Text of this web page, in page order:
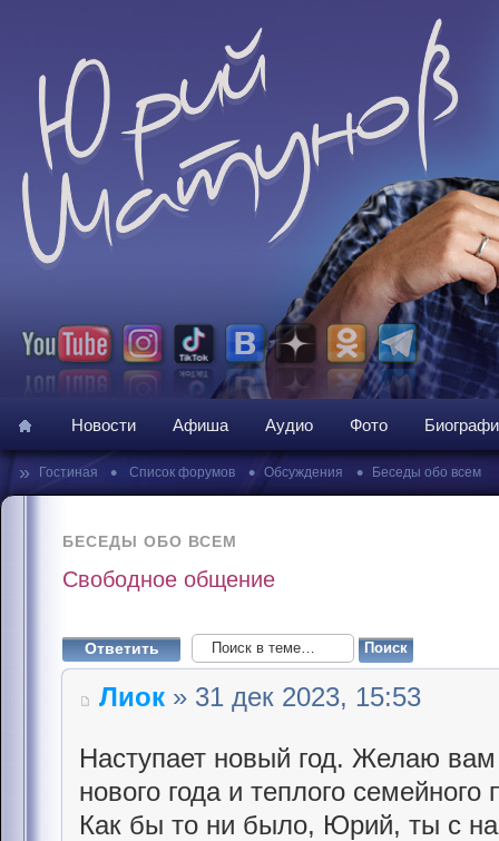
Новости Афиша Аудио Фото
» Гостиная • Список форумов • Обсуждения • Беседы обо всем
БЕСЕДЫ ОБО ВСЕМ
Свободное общение
Ответить
Лиок » 31 дек 2023, 15:53
Наступает новый год. Желаю вам
нового года и теплого семейного
Как бы то ни было, Юрий, ты с